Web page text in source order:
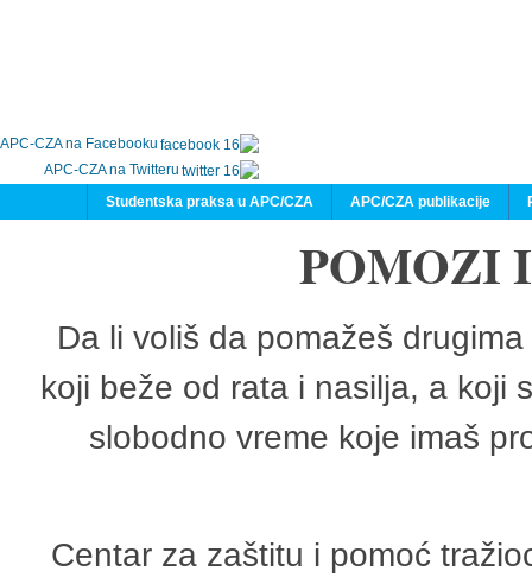
APC-CZA na Facebooku
APC-CZA na Twitteru
APC/CZA publikacije
Studentska praksa u APC/CZA
POMOZI
Da li voliš da pomažeš
koji beže od rata i nasilja, a koji
slobodno vreme koje imaš
Centar za zaštitu i pomoć